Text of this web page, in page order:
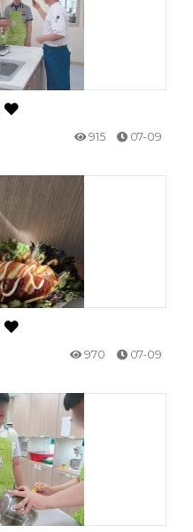
915 07-09
970 07-09